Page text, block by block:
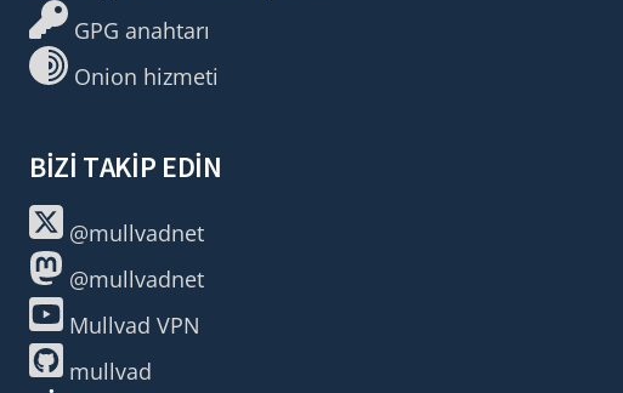
GPG anahtarı
Onion hizmeti
BIZI TAKIP EDIN
@mullvadnet
@mullvadnet
Mullvad VPN
mullvad